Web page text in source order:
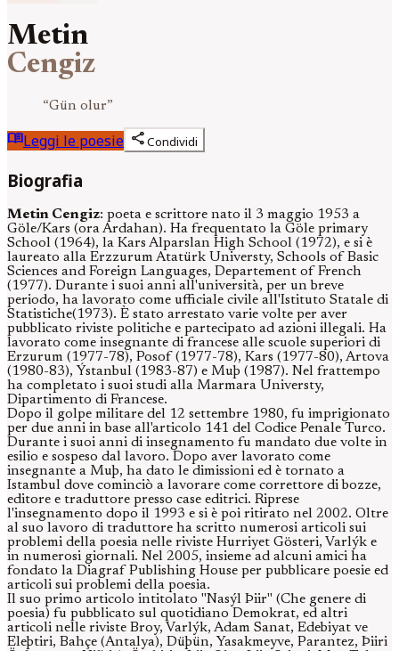
Metin
Cengiz
“Gün olur”
menu_bookLeggi le poesie shareCondividi
Biografia
Metin Cengiz: poeta e scrittore nato il 3 maggio 1953 a
Göle/Kars (ora Ardahan). Ha frequentato la Göle primary
School (1964), la Kars Alparslan High School (1972), e si è
laureato alla Erzzurum Atatürk Universty, Schools of Basic
Sciences and Foreign Languages, Departement of French
(1977). Durante i suoi anni all'università, per un breve
periodo, ha lavorato come ufficiale civile all'Istituto Statale di
Statistiche(1973). È stato arrestato varie volte per aver
pubblicato riviste politiche e partecipato ad azioni illegali. Ha
lavorato come insegnante di francese alle scuole superiori di
Erzurum (1977-78), Posof (1977-78), Kars (1977-80), Artova
(1980-83), Ýstanbul (1983-87) e Muþ (1987). Nel frattempo
ha completato i suoi studi alla Marmara Universty,
Dipartimento di Francese.
Dopo il golpe militare del 12 settembre 1980, fu imprigionato
per due anni in base all'articolo 141 del Codice Penale Turco.
Durante i suoi anni di insegnamento fu mandato due volte in
esilio e sospeso dal lavoro. Dopo aver lavorato come
insegnante a Muþ, ha dato le dimissioni ed è tornato a
Istambul dove cominciò a lavorare come correttore di bozze,
editore e traduttore presso case editrici. Riprese
l'insegnamento dopo il 1993 e si è poi ritirato nel 2002. Oltre
al suo lavoro di traduttore ha scritto numerosi articoli sui
problemi della poesia nelle riviste Hurriyet Gösteri, Varlýk e
in numerosi giornali. Nel 2005, insieme ad alcuni amici ha
fondato la Diagraf Publishing House per pubblicare poesie ed
articoli sui problemi della poesia.
Il suo primo articolo intitolato "Nasýl Þiir" (Che genere di
poesia) fu pubblicato sul quotidiano Demokrat, ed altri
articoli nelle riviste Broy, Varlýk, Adam Sanat, Edebiyat ve
Eleþtiri, Bahçe (Antalya), Düþün, Yasakmeyve, Parantez, Þiiri